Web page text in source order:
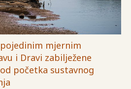
mjernim
i Dravi zabilježene
početka sustavnog